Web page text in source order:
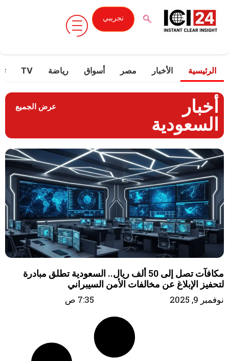
تجريبي
الرئيسية الأخبار مصر أسواق رياضة TV
أخبار
السعودية
عرض الجميع
مكافآت تصل إلى 50 ألف ريال.. السعودية تطلق مبادرة
لتحفيز الإبلاغ عن مخالفات الأمن السيبراني
نوفمبر 9, 2025